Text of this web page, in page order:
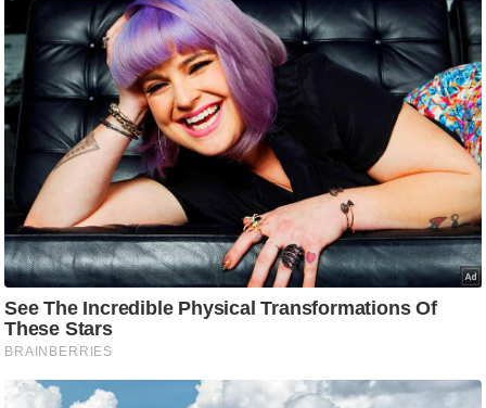
म
सा
म
मा
भू
मि
स्तं
भ
ए
म
.